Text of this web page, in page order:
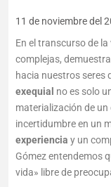
11 de noviembre del
En el transcurso de
complejas,
hacia nuestros seres
exequial no es solo
materialización de
incertidumbre en un
experiencia y un
Gómez entendemos
vida» libre de